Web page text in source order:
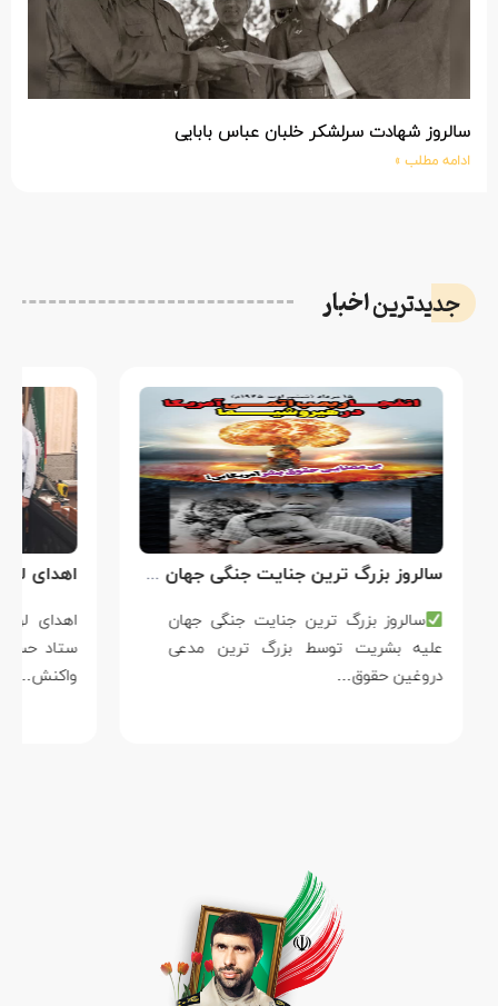
سالروز شهادت سرلشکر خلبان عباس بابایی
ادامه مطلب »
جدیدتریناخبار
سالروز بزرگ ترین جنایت جنگی جهان علیه بشریت توسط بزرگ ترین مدعی دروغین حقوق بشر
سالروز بزرگ ترین جنایت جنگی جهان
علیه بشریت توسط بزرگ ترین مدعی
دروغین حقوق…
واکنش…